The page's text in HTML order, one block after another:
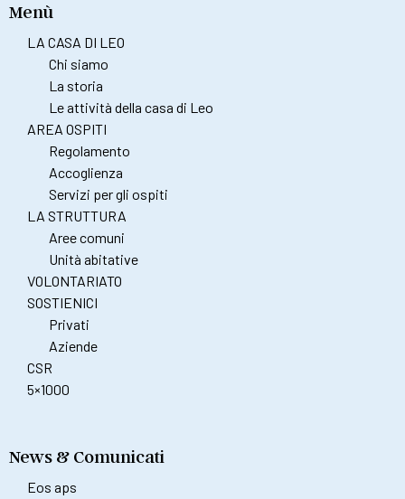
Menù
LA CASA DI LEO
Chi siamo
La storia
Le attività della casa di Leo
AREA OSPITI
Regolamento
Accoglienza
Servizi per gli ospiti
LA STRUTTURA
Aree comuni
Unità abitative
VOLONTARIATO
SOSTIENICI
Privati
Aziende
CSR
5×1000
News & Comunicati
Eos aps